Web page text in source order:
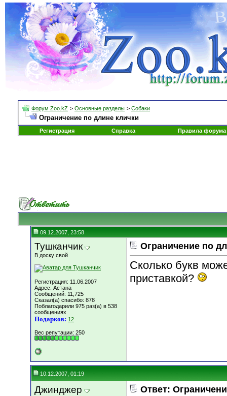
Форум Zoo.kZ > Основные разделы > Собаки
Ограничение по длине клички
Регистрация Справка Правила форума
09.12.2007, 23:58
Тушканчик
В доску свой
Регистрация: 11.06.2007
Адрес: Астана
Сообщений: 11,725
Сказал(а) спасибо: 878
Поблагодарили 975 раз(а) в 538
сообщениях
Подарков: 12
Вес репутации: 250
Ограничение по
Сколько букв
приставкой?
10.12.2007, 01:19
Джинджер Ответ: